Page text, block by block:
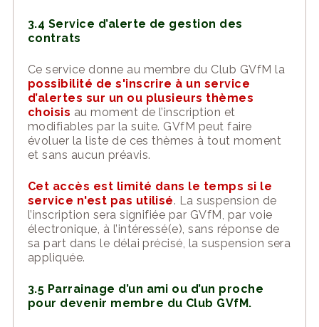
3.4 Service d’alerte de gestion des
contrats
Ce service donne au membre du Club GVfM la
possibilité de s'inscrire à un service
d’alertes sur un ou plusieurs thèmes
choisis au moment de l’inscription et
modifiables par la suite. GVfM peut faire
évoluer la liste de ces thèmes à tout moment
et sans aucun préavis.
Cet accès est limité dans le temps si le
service n'est pas utilisé. La suspension de
l’inscription sera signifiée par GVfM, par voie
électronique, à l’intéressé(e), sans réponse de
sa part dans le délai précisé, la suspension sera
appliquée.
3.5 Parrainage d’un ami ou d’un proche
pour devenir membre du Club GVfM.